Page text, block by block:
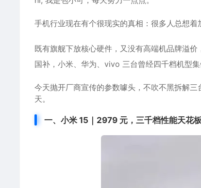
手机行业现在有个很现实的真相：很多人总想
既有旗舰下放核心硬件，又没有高端机品牌溢
国补，小米、华为、vivo 三台曾经四千档机型
今天抛开厂商宣传的参数噱头，不吹不黑拆解
天。
一、小米 15｜2979 元，三千档性能天花